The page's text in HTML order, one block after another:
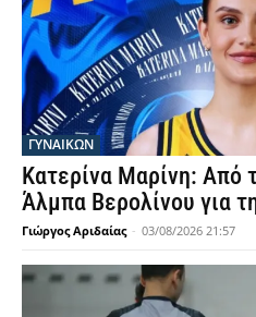
ΓΥΝΑΙΚΩΝ
Κατερίνα Μαρίνη: Από
Άλμπα Βερολίνου για
Γιώργος Αριδαίας - 03/08/2026 21:57